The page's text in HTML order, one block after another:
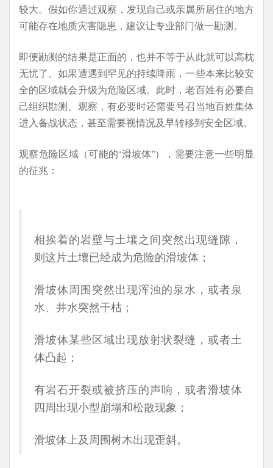
较大。假如你通过观察，发现自己或亲属所居住的地方
可能存在地质灾害隐患，建议让专业部门做一勘测。
即便勘测的结果是正面的，也并不等于从此就可以高枕
无忧了。如果遭遇到罕见的持续降雨，一些本来比较安
全的区域就会升级为危险区域。此时，老百姓有必要自
己组织勘测、观察，有必要时还需要号召当地百姓集体
进入备战状态，甚至需要视情况及早转移到安全区域。
观察危险区域（可能的“滑坡体”），需要注意一些明显
的征兆：
相挨着的岩壁与土壤之间突然出现缝隙，
则这片土壤已经成为危险的滑坡体；
滑坡体周围突然出现浑浊的泉水，或者泉
水、井水突然干枯；
滑坡体某些区域出现放射状裂缝，或者土
体凸起；
有岩石开裂或被挤压的声响，或者滑坡体
四周出现小型崩塌和松散现象；
滑坡体上及周围树木出现歪斜。